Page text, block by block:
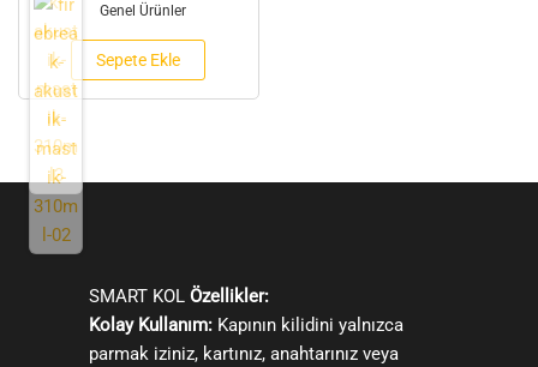
Genel Ürünler
Sepete Ekle
SMART KOL Özellikler:
Kolay Kullanım:Kapının kilidini yalnızca
parmak iziniz, kartınız, anahtarınız veya